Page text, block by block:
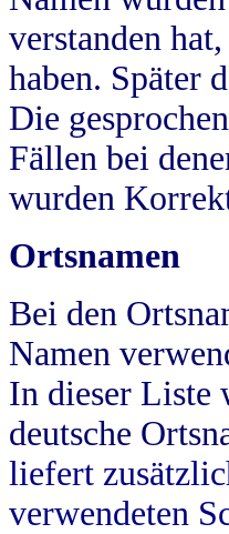
verstanden
haben. Später
Die
Fällen bei
wurden
Ortsnamen
Bei den
Namen
In dieser Liste
deutsche
liefert
verwendeten